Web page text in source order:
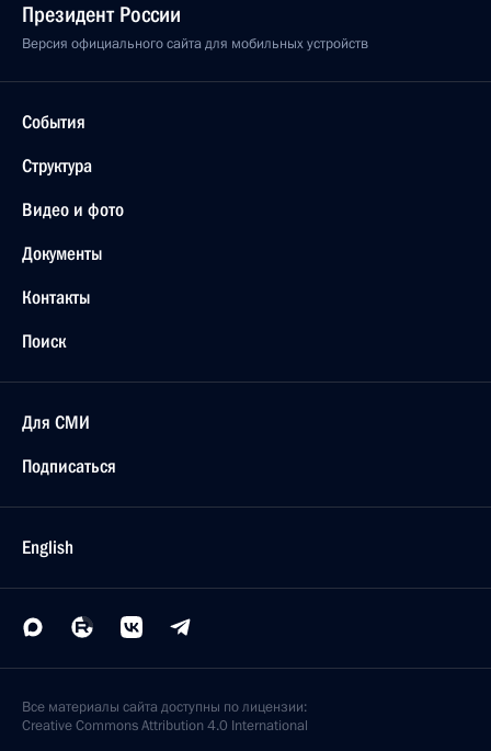
Президент России
Версия официального сайта для мобильных устройств
События
Структура
Видео и фото
Документы
Контакты
Поиск
Для СМИ
Подписаться
English
Все материалы сайта доступны по лицензии:
Creative Commons Attribution 4.0 International